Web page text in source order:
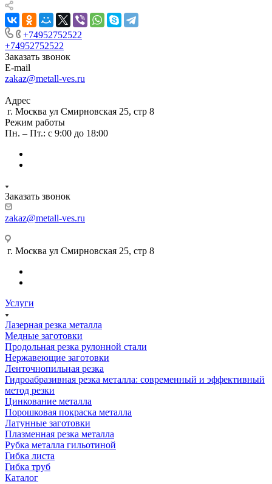
+74952752522
+74952752522
Заказать звонок
E-mail
zakaz@metall-ves.ru
Адрес
г. Москва ул Смирновская 25, стр 8
Режим работы
Пн. – Пт.: с 9:00 до 18:00
Заказать звонок
zakaz@metall-ves.ru
г. Москва ул Смирновская 25, стр 8
Услуги
Лазерная резка металла
Медные заготовки
Продольная резка рулонной стали
Нержавеющие заготовки
Ленточнопильная резка
Гидроабразивная резка металла: современный и эффективный
метод резки
Цинкование металла
Порошковая покраска металла
Латунные заготовки
Плазменная резка металла
Рубка металла гильотиной
Гибка листа
Гибка труб
Каталог